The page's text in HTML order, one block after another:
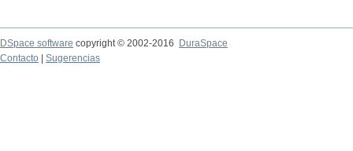
DSpace software copyright © 2002-2016
DuraSpace
Contacto
Sugerencias